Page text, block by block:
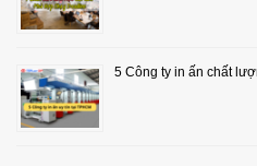
5 Công ty in ấn chất